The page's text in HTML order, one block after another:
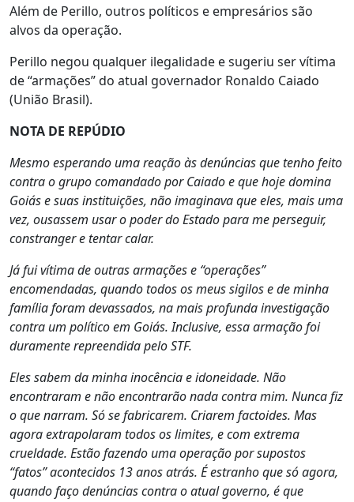
Além de Perillo, outros políticos e empresários são
alvos da operação.
Perillo negou qualquer ilegalidade e sugeriu ser vítima
de “armações” do atual governador Ronaldo Caiado
(União Brasil).
NOTA DE REPÚDIO
Mesmo esperando uma reação às denúncias que tenho feito
contra o grupo comandado por Caiado e que hoje domina
Goiás e suas instituições, não imaginava que eles, mais uma
vez, ousassem usar o poder do Estado para me perseguir,
constranger e tentar calar.
Já fui vítima de outras armações e “operações”
encomendadas, quando todos os meus sigilos e de minha
família foram devassados, na mais profunda investigação
contra um político em Goiás. Inclusive, essa armação foi
duramente repreendida pelo STF.
Eles sabem da minha inocência e idoneidade. Não
encontraram e não encontrarão nada contra mim. Nunca fiz
o que narram. Só se fabricarem. Criarem factoides. Mas
agora extrapolaram todos os limites, e com extrema
crueldade. Estão fazendo uma operação por supostos
“fatos” acontecidos 13 anos atrás. É estranho que só agora,
quando faço denúncias contra o atual governo, é que